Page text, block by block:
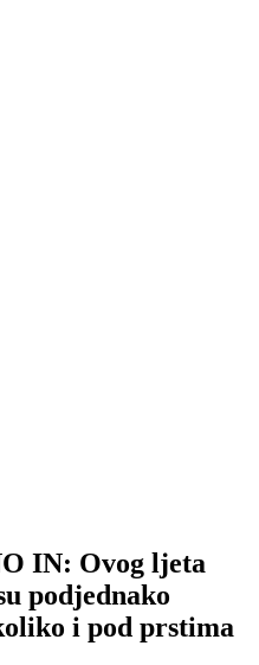
IN: Ovog ljeta
podjednako
i pod prstima